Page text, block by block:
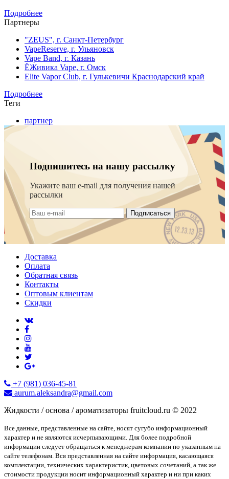
Подробнее
Партнеры
"ZEUS", г. Санкт-Петербург
VapeReserve, г. Ульяновск
Vape Band, г. Казань
ЁЖивика Vape, г. Омск
Elite Vapor Club, г. Гулькевичи Краснодарский край
Подробнее
Теги
партнер
Подпишитесь на нашу рассылку
Укажите ваш e-mail для получения нашей
рассылки
Подписаться
Доставка
Оплата
Обратная связь
Контакты
Оптовым клиентам
Скидки
+7 (981) 036-45-81
aurum.aleksandra@gmail.com
Жидкости / основа / ароматизаторы fruitcloud.ru © 2022
Все данные, представленные на сайте, носят сугубо информационный
характер и не являются исчерпывающими. Для более подробной
информации следует обращаться к менеджерам компании по указанным на
сайте телефонам. Вся представленная на сайте информация, касающаяся
комплектации, технических характеристик, цветовых сочетаний, а так же
стоимости продукции носит информационный характер и ни при каких